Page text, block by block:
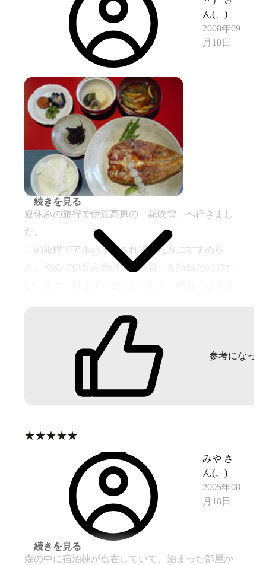
ん(
)
2008年09
月10日
夏休みの旅行で伊豆高原の「花吹雪」へ行きまし
た。
この旅館でアルバイトされていた方にすすめら
れ、初めて伊豆高原の「花吹雪」を訪ねたのです
何とも言えず、料理だけでも再訪したいと思った
温泉もすばらしく、旅館には７～８種類のお風呂
があり、どのお風呂も貸し切りなのでゆっくり入
※画像は、朝食の写真です。
続きを見る
参考になった
★★★★★
みや さ
ん(
)
2005年08
月18日
森の中に宿泊棟が点在していて、泊まった部屋か
続きを見る